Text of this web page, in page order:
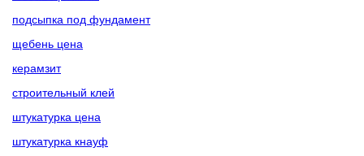
подсыпка под фундамент
щебень цена
керамзит
строительный клей
штукатурка цена
штукатурка кнауф